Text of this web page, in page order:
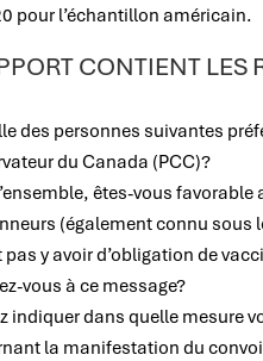
pour l’échantillon américain.
CONTIENT LES
des personnes suivantes
du Canada (PCC)?
êtes-vous
(également connu sous
pas y avoir d’obligation de
vous à ce message?
indiquer dans quelle mesure
la manifestation du